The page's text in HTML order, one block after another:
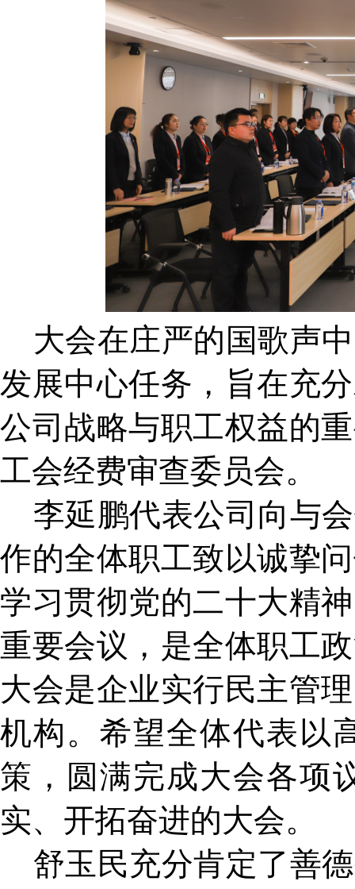
大会在庄严的国歌声
发展中心任务，旨在充
公司战略与职工权益的
工会经费审查委员会。
李延鹏代表公司向与
作的全体职工致以诚挚
学习贯彻党的二十大精
重要会议，是全体职工
大会是企业实行民主管
机构。希望全体代表以
策，圆满完成大会各项
实、开拓奋进的大会。
舒玉民充分肯定了善